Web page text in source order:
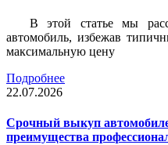
В этой статье мы
автомобиль, избежав
максимальную цену
Подробнее
22.07.2026
Срочный выкуп
преимущества